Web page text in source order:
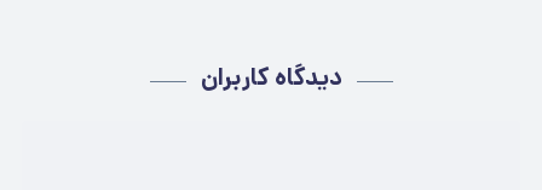
دیدگاه کاربران